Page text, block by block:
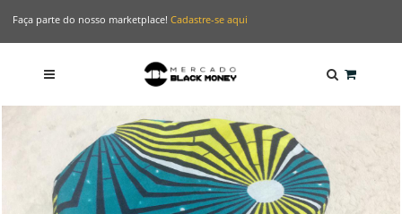
Faça parte do nosso marketplace! Cadastre-se aqui